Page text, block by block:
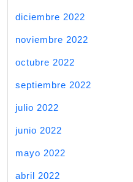
diciembre 2022
noviembre 2022
octubre 2022
septiembre 2022
julio 2022
junio 2022
mayo 2022
abril 2022